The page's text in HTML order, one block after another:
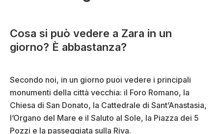
Cosa si può vedere a Zara in un
giorno? È abbastanza?
Secondo noi, in un giorno puoi vedere i principali
monumenti della città vecchia: il Foro Romano, la
Chiesa di San Donato, la Cattedrale di Sant’Anastasia,
l’Organo del Mare e il Saluto al Sole, la Piazza dei 5
Pozzi e la passeggiata sulla Riva.